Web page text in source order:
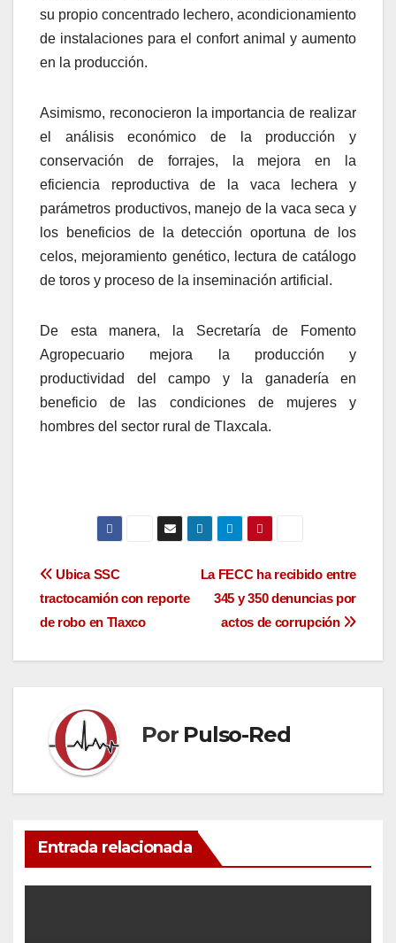
su propio concentrado lechero, acondicionamiento
de instalaciones para el confort animal y aumento
en la producción.
Asimismo, reconocieron la importancia de realizar
el análisis económico de la producción y
conservación de forrajes, la mejora en la
eficiencia reproductiva de la vaca lechera y
parámetros productivos, manejo de la vaca seca y
los beneficios de la detección oportuna de los
celos, mejoramiento genético, lectura de catálogo
de toros y proceso de la inseminación artificial.
De esta manera, la Secretaría de Fomento
Agropecuario mejora la producción y
productividad del campo y la ganadería en
beneficio de las condiciones de mujeres y
hombres del sector rural de Tlaxcala.
Navegación
de
entradas
La FECC ha recibido entre
345 y 350 denuncias por
actos de corrupción
Ubica SSC
tractocamión con reporte
de robo en Tlaxco
Por Pulso-Red
Entrada relacionada